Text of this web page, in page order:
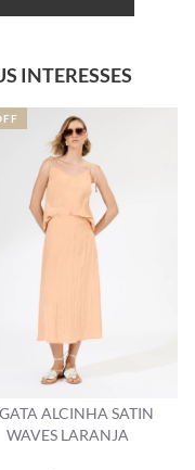
INTERESSES
ALCINHA SATIN
WAVES LARANJA